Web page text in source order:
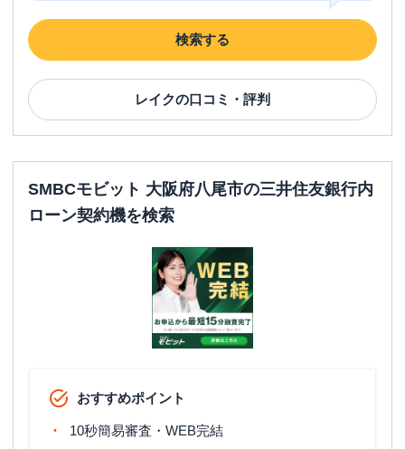
検索する
レイクの口コミ・評判
SMBCモビット 大阪府八尾市の三井住友銀行内
ローン契約機を検索
おすすめポイント
10秒簡易審査・WEB完結